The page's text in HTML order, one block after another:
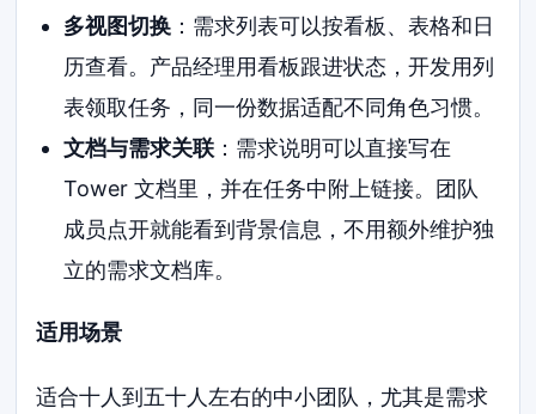
多视图切换：需求列表可以按看板、表格和日
历查看。产品经理用看板跟进状态，开发用列
表领取任务，同一份数据适配不同角色习惯。
文档与需求关联：需求说明可以直接写在
Tower 文档里，并在任务中附上链接。团队
成员点开就能看到背景信息，不用额外维护独
立的需求文档库。
适用场景
适合十人到五十人左右的中小团队，尤其是需求